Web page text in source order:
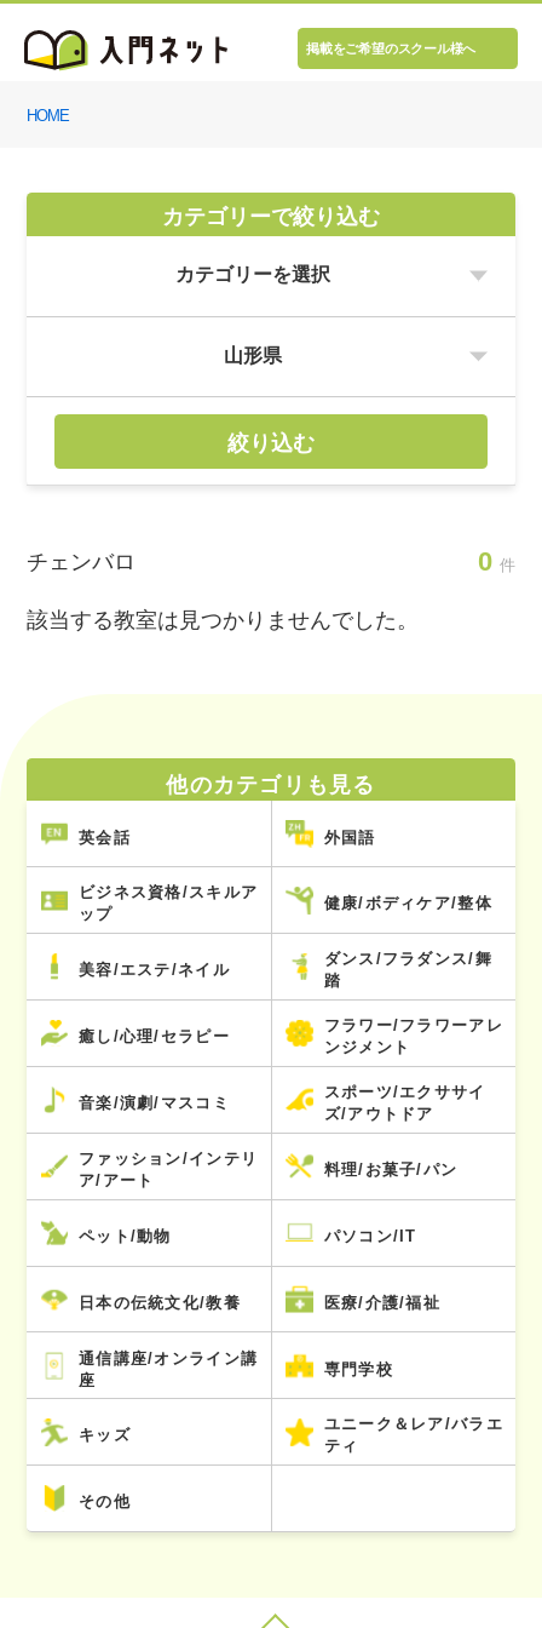
掲載をご希望のスクール様へ
HOME
カテゴリーで絞り込む
絞り込む
チェンバロ 0 件
該当する教室は見つかりませんでした。
他のカテゴリも見る
英会話 外国語
ビジネス資格/スキルア
ップ
健康/ボディケア/整体
美容/エステ/ネイル
ダンス/フラダンス/舞
踏
癒し/心理/セラピー
フラワー/フラワーアレ
ンジメント
音楽/演劇/マスコミ
スポーツ/エクササイ
ズ/アウトドア
ファッション/インテリ
ア/アート
料理/お菓子/パン
ペット/動物 パソコン/IT
日本の伝統文化/教養 医療/介護/福祉
通信講座/オンライン講
座
専門学校
キッズ
ユニーク＆レア/バラエ
ティ
その他